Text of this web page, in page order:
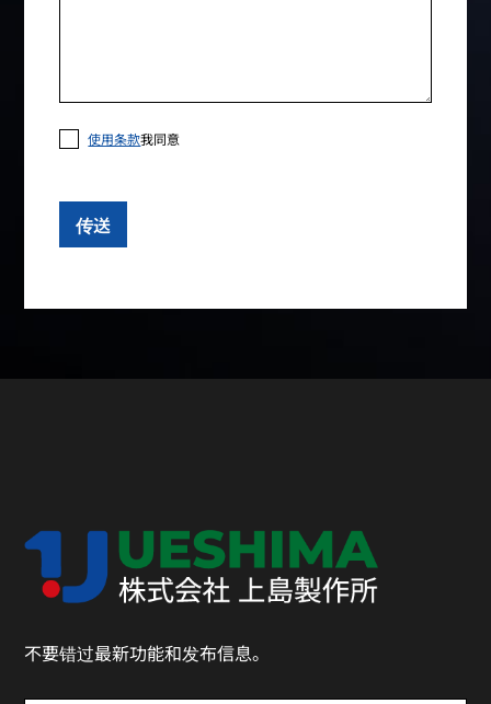
使用条款我同意
不要错过最新功能和发布信息。